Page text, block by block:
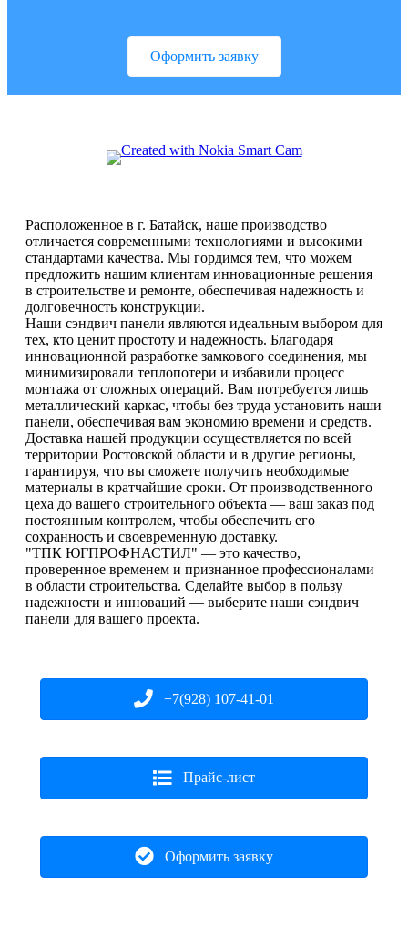
Оформить заявку
Расположенное в г. Батайск, наше производство
отличается современными технологиями и высокими
стандартами качества. Мы гордимся тем, что можем
предложить нашим клиентам инновационные решения
в строительстве и ремонте, обеспечивая надежность и
долговечность конструкции.
Наши сэндвич панели являются идеальным выбором для
тех, кто ценит простоту и надежность. Благодаря
инновационной разработке замкового соединения, мы
минимизировали теплопотери и избавили процесс
монтажа от сложных операций. Вам потребуется лишь
металлический каркас, чтобы без труда установить наши
панели, обеспечивая вам экономию времени и средств.
Доставка нашей продукции осуществляется по всей
территории Ростовской области и в другие регионы,
гарантируя, что вы сможете получить необходимые
материалы в кратчайшие сроки. От производственного
цеха до вашего строительного объекта — ваш заказ под
постоянным контролем, чтобы обеспечить его
сохранность и своевременную доставку.
"ТПК ЮГПРОФНАСТИЛ" — это качество,
проверенное временем и признанное профессионалами
в области строительства. Сделайте выбор в пользу
надежности и инноваций — выберите наши сэндвич
панели для вашего проекта.
+7(928) 107-41-01
Прайс-лист
Оформить заявку